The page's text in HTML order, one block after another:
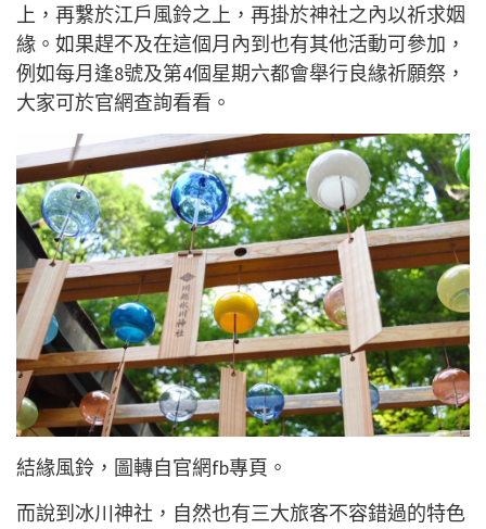
上，再繫於江戶風鈴之上，再掛於神社之內以祈求姻
緣。如果趕不及在這個月內到也有其他活動可參加，
例如每月逢8號及第4個星期六都會舉行良緣祈願祭，
大家可於官網查詢看看。
結緣風鈴，圖轉自官網fb專頁。
而說到冰川神社，自然也有三大旅客不容錯過的特色